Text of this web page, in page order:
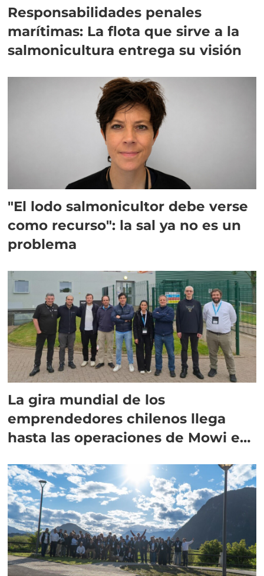
Responsabilidades penales
marítimas: La flota que sirve a la
salmonicultura entrega su visión
"El lodo salmonicultor debe verse
como recurso": la sal ya no es un
problema
La gira mundial de los
emprendedores chilenos llega
hasta las operaciones de Mowi en